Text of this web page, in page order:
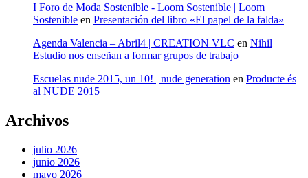
I Foro de Moda Sostenible - Loom Sostenible | Loom
Sostenible en Presentación del libro «El papel de la falda»
Agenda Valencia – Abril4 | CREATION VLC en Nihil
Estudio nos enseñan a formar grupos de trabajo
Escuelas nude 2015, un 10! | nude generation en Producte és
al NUDE 2015
Archivos
julio 2026
junio 2026
mayo 2026